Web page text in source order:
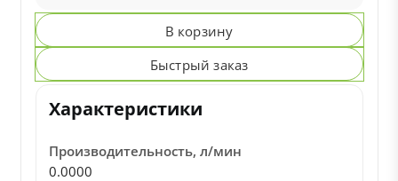
В корзину
Быстрый заказ
Характеристики
Производительность, л/мин
0.0000